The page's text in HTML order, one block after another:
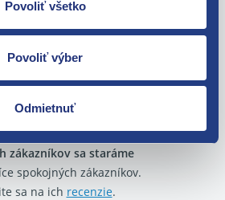
Povoliť všetko
Povoliť výber
Odmietnuť
- 2009 1.4 TDI
2001 - 2008 1.4 TDI
2005 - 2010 1.9 TDI
- 2013 1.9 TDI
- 2007 1.9 TDI
TDI
TDI
2004 - 2015 1.9 TDI
vrátiť do 60 dní od
zákazníkov sa staráme
spokojných zákazníkov.
sa na ich recenzie.